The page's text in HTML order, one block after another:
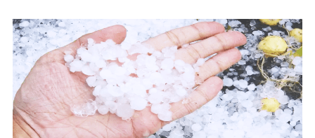
た維持管理等の委託業務遂行のため、またそれらに付帯、関
連する当社および提携会社のサービスを案内、提供するため
（なお、当社は複数の保険会社と取引があり、取得した個人
情報を取引のある他の保険会社の商品・サービスをご提案す
るために利用させていただくことがあります。）
上記に係る連絡・手続き・管理等付帯業務を行うため
3.セミナー募集サイトから取得した個人情報